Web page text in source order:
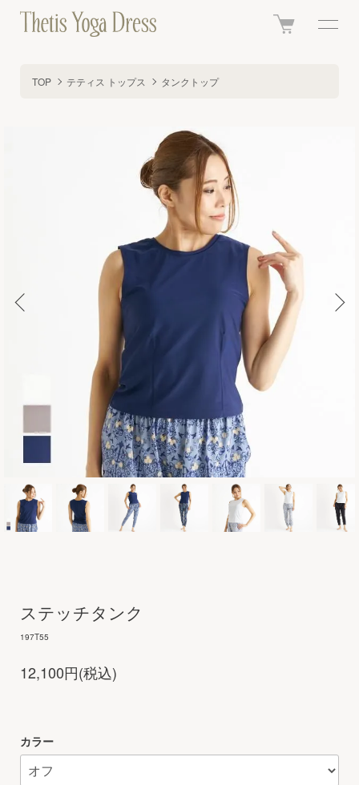
TOP テティス トップス タンクトップ
ステッチタンク
197T55
12,100円(税込)
カラー